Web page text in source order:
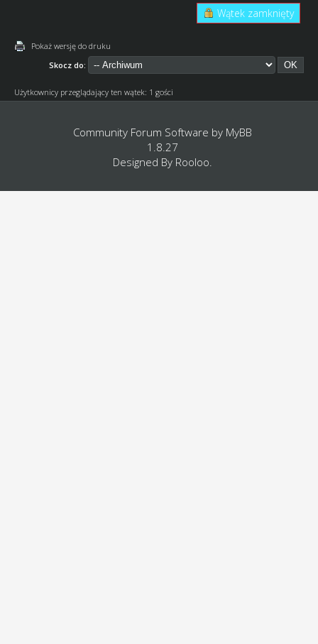
Wątek zamknięty
Pokaż wersję do druku
Skocz do:
Użytkownicy przeglądający ten wątek: 1 gości
Community Forum Software by MyBB
1.8.27
Designed By Rooloo